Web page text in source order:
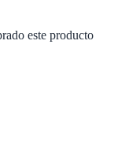
este producto